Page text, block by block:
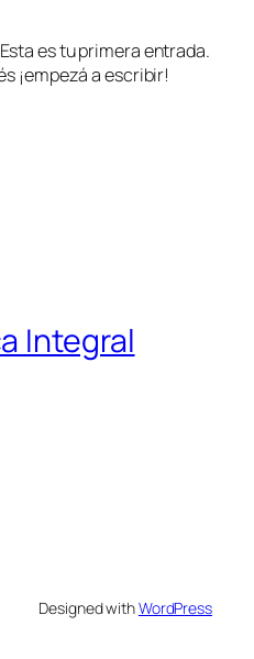
es tu primera entrada.
¡empezá a escribir!
Integral
Designed withWordPress